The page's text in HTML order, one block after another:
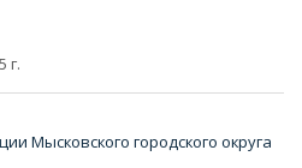
г.
Мысковского городского округа